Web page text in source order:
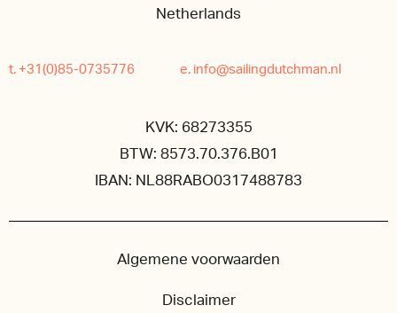
Netherlands
t. +31(0)85-0735776 e. info@sailingdutchman.nl
KVK: 68273355
BTW: 8573.70.376.B01
IBAN: NL88RABO0317488783
Algemene voorwaarden
Disclaimer